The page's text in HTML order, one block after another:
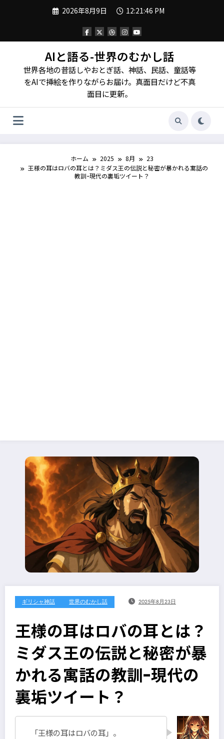
ツ
2026年8月9日 12:21:48 PM
AIと語る-世界のむかし話
世界各地の昔話しやおとぎ話、神話、民話、童話等
をAIで挿絵を作りながらお届け。真面目だけど不真
面目に更新。
ホーム 2025 8月
23
王様の耳はロバの耳とは？ミダス王の伝説と秘密が暴かれる寓話の
教訓ｰ現代の裏垢ツイート？
ギリシャ神話 世界のむかし話 2025年8月23日
王様の耳はロバの耳とは？
ミダス王の伝説と秘密が暴
かれる寓話の教訓ｰ現代の
裏垢ツイート？
「王様の耳はロバの耳」。